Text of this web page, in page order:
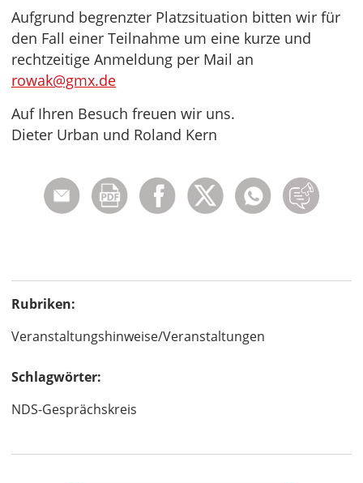
Aufgrund begrenzter Platzsituation bitten wir für
den Fall einer Teilnahme um eine kurze und
rechtzeitige Anmeldung per Mail an
rowak@gmx.de
Auf Ihren Besuch freuen wir uns.
Dieter Urban und Roland Kern
Rubriken:
Veranstaltungshinweise/Veranstaltungen
Schlagwörter:
NDS-Gesprächskreis